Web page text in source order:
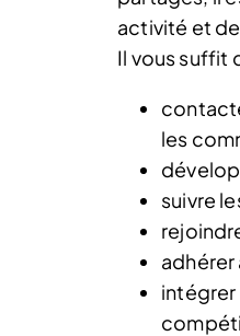
activité et
Il vous suffit
les
suivre
adhérer
intégrer